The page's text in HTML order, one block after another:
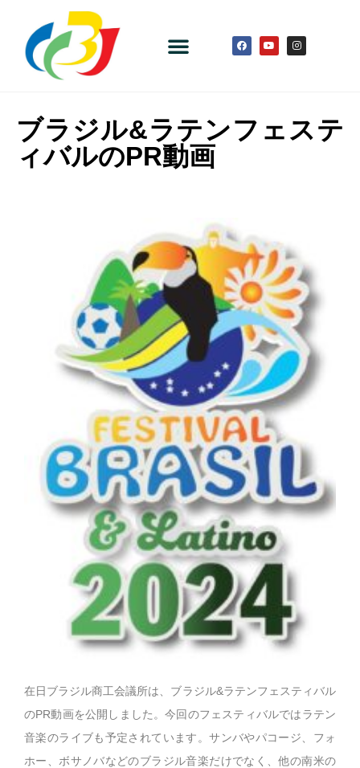
ブラジル&ラテンフェステ
ィバルのPR動画
在日ブラジル商工会議所は、ブラジル&ラテンフェスティバル
のPR動画を公開しました。今回のフェスティバルではラテン
音楽のライブも予定されています。サンバやパコージ、フォ
ホー、ボサノバなどのブラジル音楽だけでなく、他の南米の